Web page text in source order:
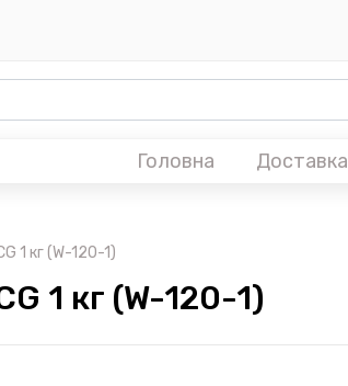
Головна Доставка
1 кг (W-120-1)
1 кг (W-120-1)